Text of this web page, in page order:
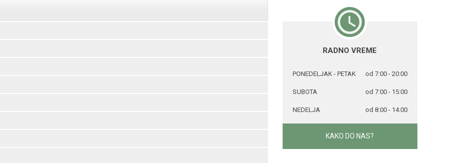
RADNO VREME
PONEDELJAK - PETAK od 7:00 - 20:00
SUBOTA od 7:00 - 15:00
NEDELJA od 8:00 - 14:00
KAKO DO NAS?